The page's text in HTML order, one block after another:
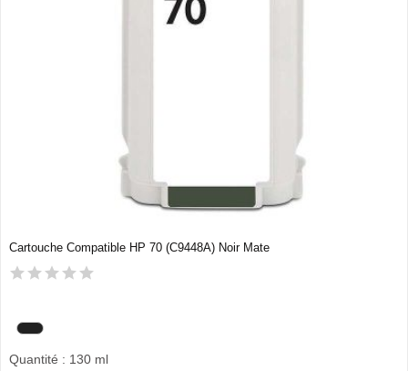
Cartouche Compatible HP 70 (C9448A) Noir Mate
Quantité : 130 ml